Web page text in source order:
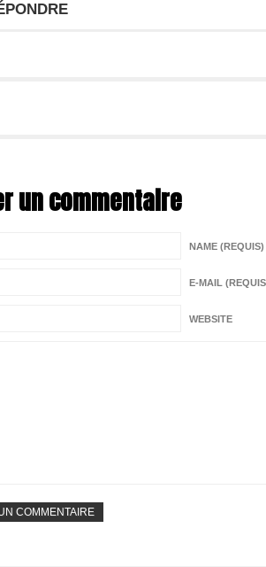
un commentaire
NAME (REQUIS)
E-MAIL
WEBSITE